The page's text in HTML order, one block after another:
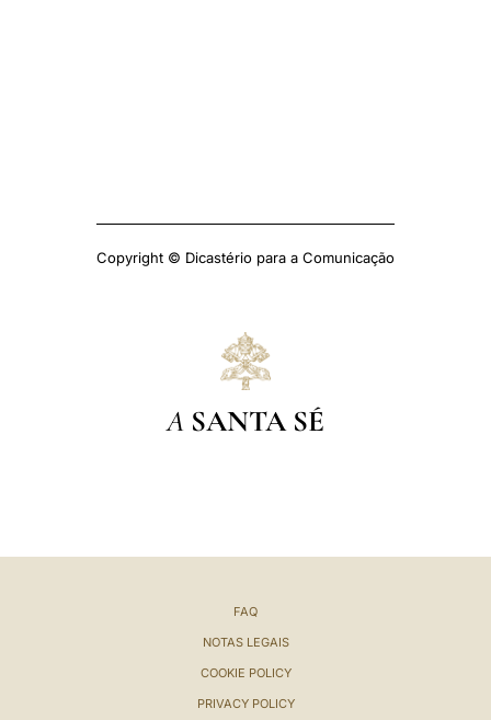
Copyright © Dicastério para a Comunicação
A SANTA SÉ
FAQ
NOTAS LEGAIS
COOKIE POLICY
PRIVACY POLICY